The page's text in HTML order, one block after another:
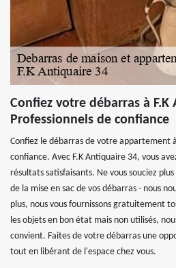
Confiez votre débarras à F.K
Professionnels de confiance
Confiez le débarras de votre appartement
confiance. Avec F.K Antiquaire 34, vous
résultats satisfaisants. Ne vous souciez
de la mise en sac de vos débarras - nous
plus, nous vous fournissons gratuitement
les objets en bon état mais non utilisés,
convient. Faites de votre débarras une
tout en libérant de l'espace chez vous.